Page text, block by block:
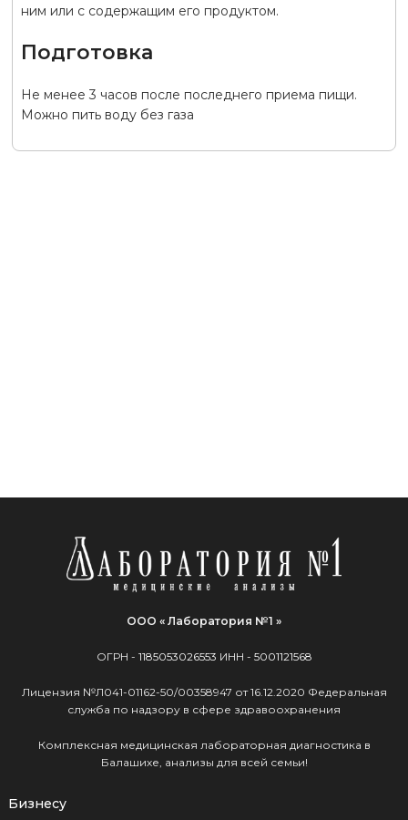
ним или с содержащим его продуктом.
Подготовка
Не менее 3 часов после последнего приема пищи.
Можно пить воду без газа
ООО « Лаборатория №1 »
ОГРН - 1185053026553 ИНН - 5001121568
Лицензия №Л041-01162-50/00358947 от 16.12.2020 Федеральная
служба по надзору в сфере здравоохранения
Комплексная медицинская лабораторная диагностика в
Балашихе, анализы для всей семьи!
Бизнесу